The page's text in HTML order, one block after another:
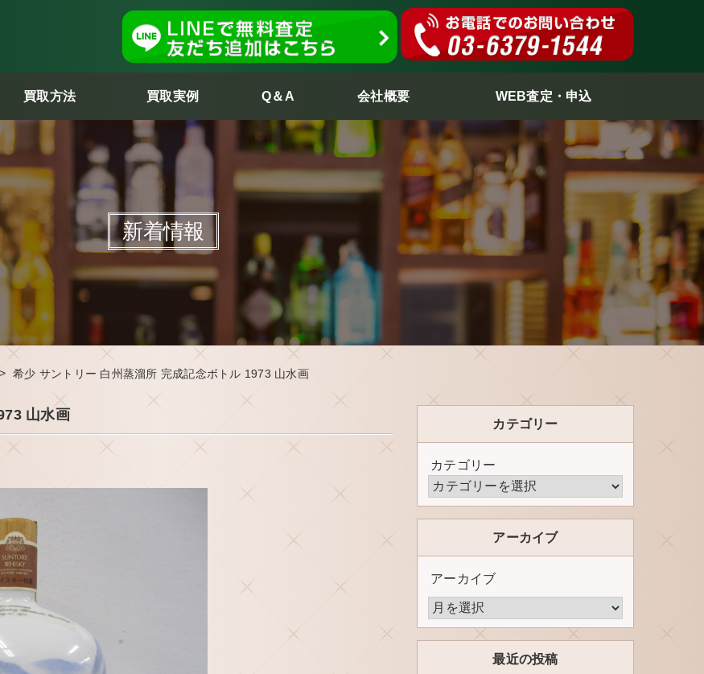
買取方法 買取実例 Q＆A 会社概要 WEB査定・申込
新着情報
> 希少 サントリー 白州蒸溜所 完成記念ボトル 1973 山水画
山水画
カテゴリー
カテゴリー
アーカイブ
アーカイブ
最近の投稿